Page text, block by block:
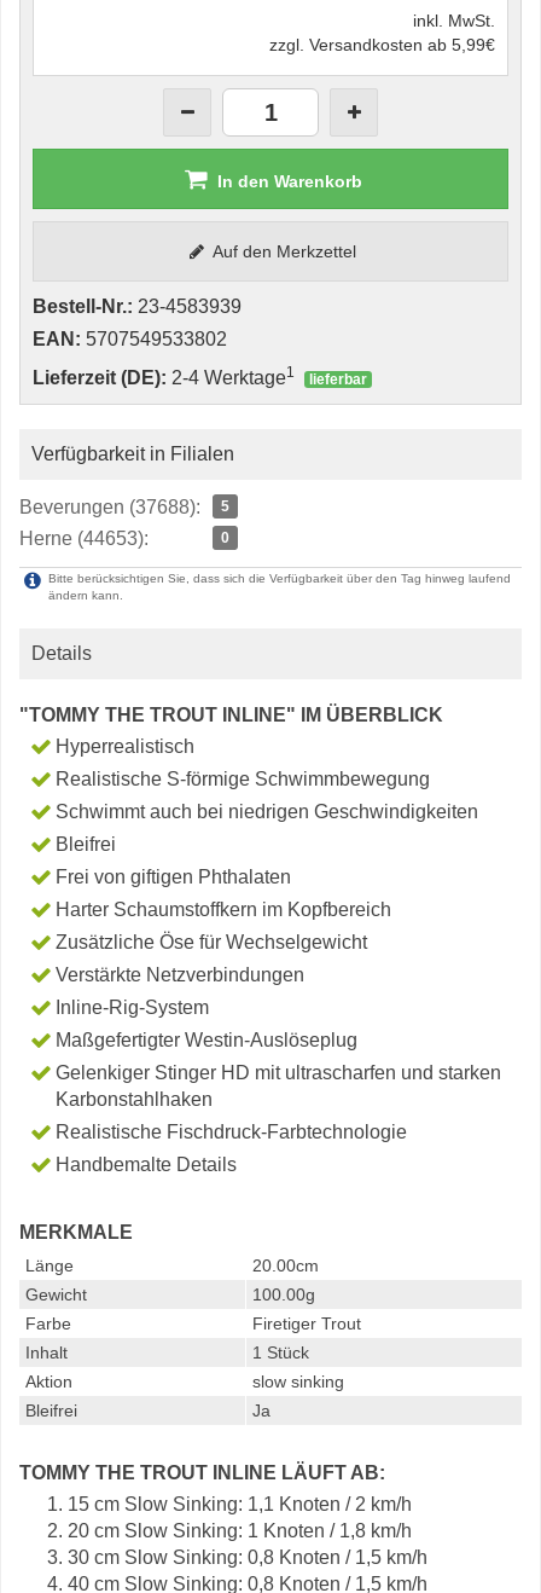
inkl. MwSt.
zzgl. Versandkosten ab 5,99€
In den Warenkorb
Auf den Merkzettel
Bestell-Nr.: 23-4583939
EAN: 5707549533802
Lieferzeit (DE): 2-4 Werktage1 lieferbar
Verfügbarkeit in Filialen
Beverungen (37688): 5
Herne (44653): 0
Bitte berücksichtigen Sie, dass sich die Verfügbarkeit über den Tag hinweg laufend
ändern kann.
Details
"TOMMY THE TROUT INLINE" IM ÜBERBLICK
Hyperrealistisch
Realistische S-förmige Schwimmbewegung
Schwimmt auch bei niedrigen Geschwindigkeiten
Bleifrei
Frei von giftigen Phthalaten
Harter Schaumstoffkern im Kopfbereich
Zusätzliche Öse für Wechselgewicht
Verstärkte Netzverbindungen
Inline-Rig-System
Maßgefertigter Westin-Auslöseplug
Gelenkiger Stinger HD mit ultrascharfen und starken
Karbonstahlhaken
Realistische Fischdruck-Farbtechnologie
Handbemalte Details
MERKMALE
Länge
20.00cm
Gewicht
100.00g
Farbe
Firetiger Trout
Inhalt
1 Stück
Aktion
slow sinking
Bleifrei
Ja
TOMMY THE TROUT INLINE LÄUFT AB:
15 cm Slow Sinking: 1,1 Knoten / 2 km/h
20 cm Slow Sinking: 1 Knoten / 1,8 km/h
30 cm Slow Sinking: 0,8 Knoten / 1,5 km/h
40 cm Slow Sinking: 0,8 Knoten / 1,5 km/h